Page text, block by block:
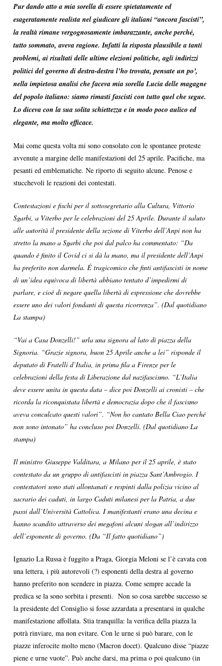
Pur dando atto a mia sorella di essere spietatamente ed
esageratamente realista nel giudicare gli italiani “ancora fascisti”,
la realtà rimane vergognosamente imbarazzante, anche perché,
tutto sommato, aveva ragione. Infatti la risposta plausibile a tanti
problemi, ai risultati delle ultime elezioni politiche, agli indirizzi
politici del governo di destra-destra l’ho trovata, pensate un po’,
nella impietosa analisi che faceva mia sorella Lucia delle magagne
del popolo italiano: siamo rimasti fascisti con tutto quel che segue.
Lo diceva con la sua solita schiettezza e in modo poco aulico ed
elegante, ma molto efficace.
Mai come questa volta mi sono consolato con le spontanee proteste
avvenute a margine delle manifestazioni del 25 aprile. Pacifiche, ma
pesanti ed emblematiche. Ne riporto di seguito alcune. Penose e
stucchevoli le reazioni dei contestati.
Contestazioni e fischi per il sottosegretario alla Cultura, Vittorio
Sgarbi, a Viterbo per le celebrazioni del 25 Aprile. Durante il saluto
alle autorità il presidente della sezione di Viterbo dell’Anpi non ha
stretto la mano a Sgarbi che poi dal palco ha commentato: “Da
quando è finito il Covid ci si dà la mano, ma il presidente dell’Anpi
ha preferito non darmela. Étragicomico che finti antifascisti in nome
di un’idea equivoca di libertà abbiano tentato d’impedirmi di
parlare, e cioè di negare quella libertà di espressione che dovrebbe
essere uno dei valori fondanti di questa ricorrenza”. (Dal quotidiano
La stampa)
“Vai a Casa Donzelli!” urla una signora al lato di piazza della
Signoria. “Grazie signora, buon 25 Aprile anche a lei” risponde il
deputato di Fratelli d’Italia, in prima fila a Firenze per le
celebrazioni della festa di Liberazione dal nazifascismo. “L’Italia
deve essere unita in questa data – dice poi Donzelli ai cronisti – che
ricorda la riconquistata libertà e democrazia dopo che il fascismo
aveva conculcato questi valori”. “Non ho cantato Bella Ciao perché
non sono intonato” ha concluso poi Donzelli. (Dal quotidiano La
stampa)
Il ministro Giuseppe Valditara, a Milano per il 25 aprile, è stato
contestato da un gruppo di antifascisti in piazza Sant’Ambrogio. I
contestatori sono stati allontanati e respinti dalla polizia vicino al
sacrario dei caduti, in largo Caduti milanesi per la Patria, a due
passi dall’Università Cattolica. I manifestanti erano una decina e
hanno scandito attraverso dei megafoni alcuni slogan all’indirizzo
dell’esponente di governo. (Da “Il fatto quotidiano”)
Ignazio La Russa è fuggito a Praga, Giorgia Meloni se l’è cavata con
una lettera, i più autorevoli (?) esponenti della destra al governo
hanno preferito non scendere in piazza. Come sempre accade la
predica se la sono sorbita i presenti. Non so cosa sarebbe successo se
la presidente del Consiglio si fosse azzardata a presentarsi in qualche
manifestazione affollata. Stia tranquilla: la verifica della piazza la
potrà rinviare, ma non evitare. Con le urne si può barare, con le
piazze inferocite molto meno (Macron docet). Qualcuno disse “piazze
piene e urne vuote”. Può anche darsi, ma prima o poi qualcuno (in